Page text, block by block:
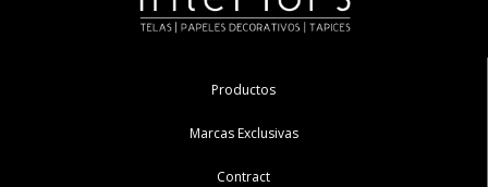
Productos
Marcas Exclusivas
Contract